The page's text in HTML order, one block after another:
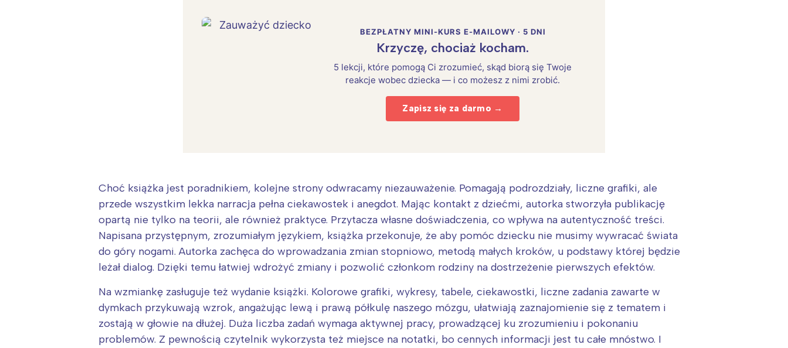
BEZPŁATNY MINI-KURS E-MAILOWY · 5 DNI
Krzyczę, chociaż kocham.
5 lekcji, które pomogą Ci zrozumieć, skąd biorą się Twoje
reakcje wobec dziecka — i co możesz z nimi zrobić.
Zapisz się za darmo →
Choć książka jest poradnikiem, kolejne strony odwracamy niezauważenie. Pomagają podrozdziały, liczne grafiki, ale
przede wszystkim lekka narracja pełna ciekawostek i anegdot. Mając kontakt z dziećmi, autorka stworzyła publikację
opartą nie tylko na teorii, ale również praktyce. Przytacza własne doświadczenia, co wpływa na autentyczność treści.
Napisana przystępnym, zrozumiałym językiem, książka przekonuje, że aby pomóc dziecku nie musimy wywracać świata
do góry nogami. Autorka zachęca do wprowadzania zmian stopniowo, metodą małych kroków, u podstawy której będzie
leżał dialog. Dzięki temu łatwiej wdrożyć zmiany i pozwolić członkom rodziny na dostrzeżenie pierwszych efektów.
Na wzmiankę zasługuje też wydanie książki. Kolorowe grafiki, wykresy, tabele, ciekawostki, liczne zadania zawarte w
dymkach przykuwają wzrok, angażując lewą i prawą półkulę naszego mózgu, ułatwiają zaznajomienie się z tematem i
zostają w głowie na dłużej. Duża liczba zadań wymaga aktywnej pracy, prowadzącej ku zrozumieniu i pokonaniu
problemów. Z pewnością czytelnik wykorzysta też miejsce na notatki, bo cennych informacji jest tu całe mnóstwo. I
Interesują mnie wydarzenia z tego regionu:
Warszawa
Łódź
Trójmiasto
Poznań
Wrocław
Śląsk
Kraków
Południe
Północ
Wszystkie